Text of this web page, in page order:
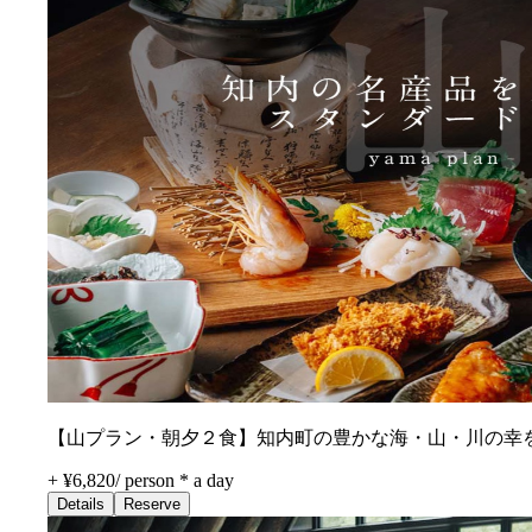
【山プラン・朝夕２食】知内町の豊かな海・山・川の幸
+ ¥6,820/person * a day
Details Reserve